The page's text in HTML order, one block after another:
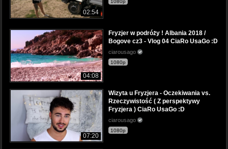
02:54
04:08
Fryzjer w podróży ! Albania 2018 /
Bogove cz3 - Vlog 04 CiaRo UsaGo :D
ciarousago
1080p
07:20
Wizyta u Fryzjera - Oczekiwania vs.
Rzeczywistość ( Z perspektywy
Fryzjera ) CiaRo UsaGo :D
ciarousago
1080p